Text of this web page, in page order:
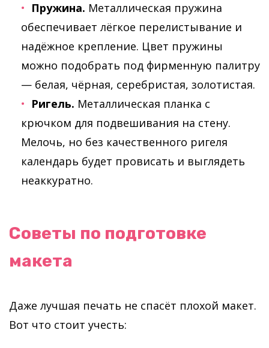
Пружина. Металлическая пружина
обеспечивает лёгкое перелистывание и
надёжное крепление. Цвет пружины
можно подобрать под фирменную палитру
— белая, чёрная, серебристая, золотистая.
Ригель. Металлическая планка с
крючком для подвешивания на стену.
Мелочь, но без качественного ригеля
календарь будет провисать и выглядеть
неаккуратно.
Советы по подготовке
макета
Даже лучшая печать не спасёт плохой макет.
Вот что стоит учесть: